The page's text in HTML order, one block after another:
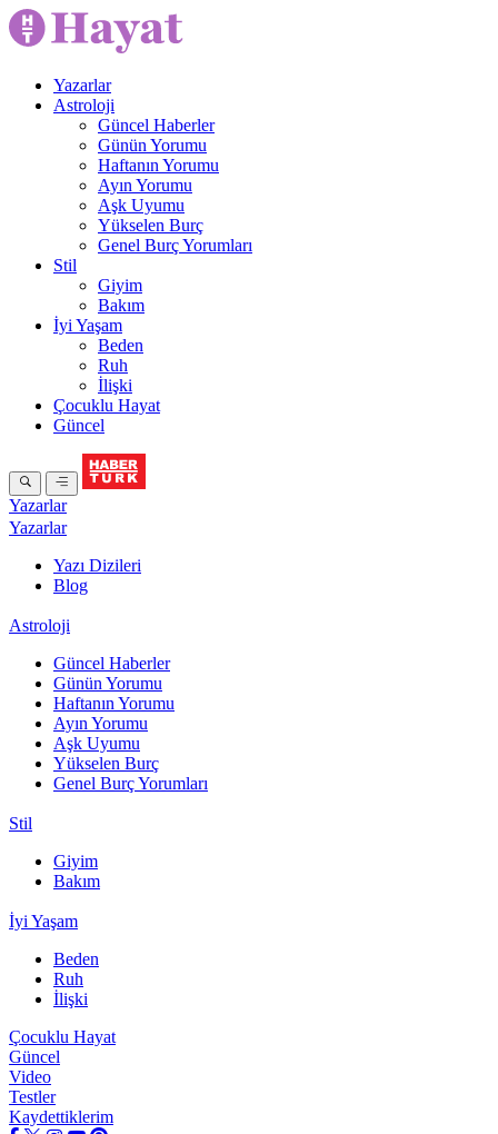
Yazarlar
Astroloji
Güncel Haberler
Günün Yorumu
Haftanın Yorumu
Ayın Yorumu
Aşk Uyumu
Yükselen Burç
Genel Burç Yorumları
Stil
Giyim
Bakım
İyi Yaşam
Beden
Ruh
İlişki
Çocuklu Hayat
Güncel
Yazarlar
Yazarlar
Yazı Dizileri
Blog
Astroloji
Güncel Haberler
Günün Yorumu
Haftanın Yorumu
Ayın Yorumu
Aşk Uyumu
Yükselen Burç
Genel Burç Yorumları
Stil
Giyim
Bakım
İyi Yaşam
Beden
Ruh
İlişki
Çocuklu Hayat
Güncel
Video
Testler
Kaydettiklerim